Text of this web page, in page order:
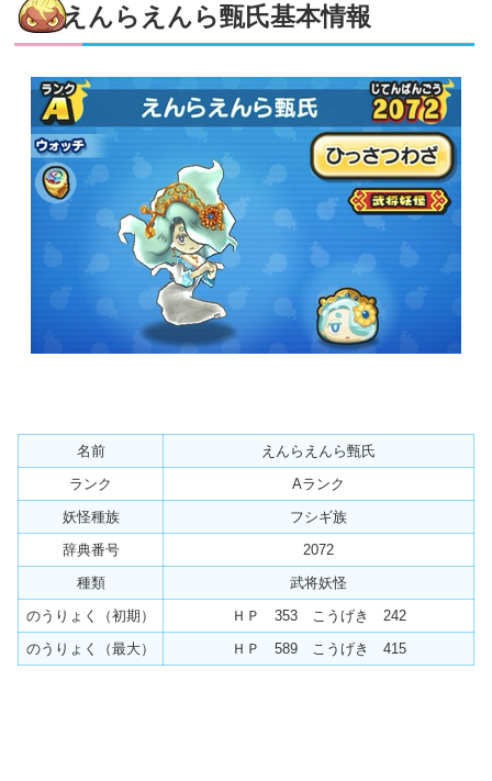
えんらえんら甄氏基本情報
名前
えんらえんら甄氏
ランク
Aランク
妖怪種族
フシギ族
辞典番号
2072
種類
武将妖怪
のうりょく（初期）
ＨＰ 353 こうげき 242
のうりょく（最大）
ＨＰ 589 こうげき 415